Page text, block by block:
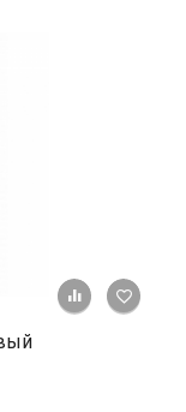
+ К